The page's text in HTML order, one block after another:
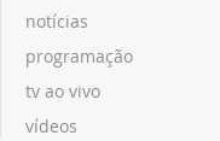
notícias
programação
tv ao vivo
vídeos